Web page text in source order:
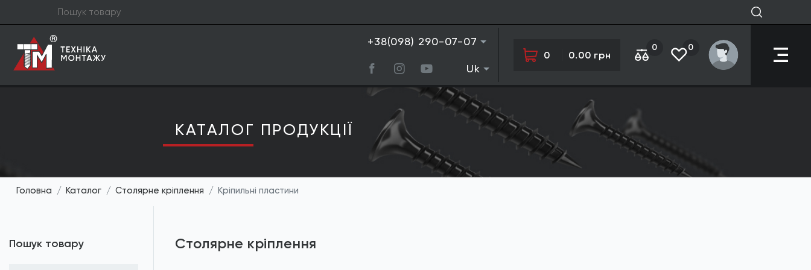
+38(098) 290-07-07
Uk
0 0.00 грн
0 0
КАТАЛОГ ПРОДУКЦIЇ
Головна Каталог Столярне кріплення Кріпильні пластини
Пошук товару Столярне кріплення